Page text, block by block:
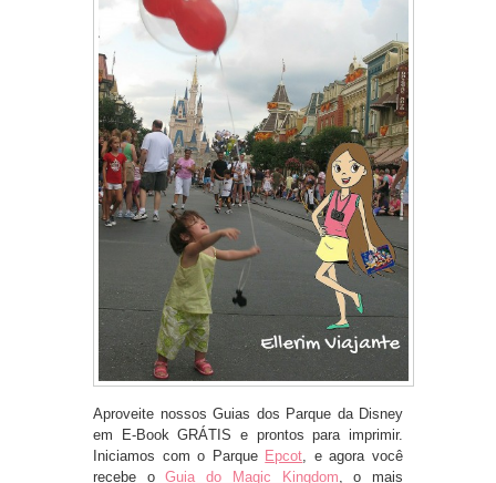
Aproveite nossos Guias dos Parque da Disney
em E-Book GRÁTIS e prontos para imprimir.
Iniciamos com o Parque Epcot , e agora você
recebe oGuia do Magic Kingdom , o mais